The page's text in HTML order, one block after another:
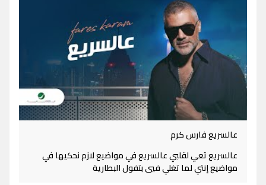
عالسريع فارس كرم
عالسريع تعي لقلبي عالسريع في مواضيع لازم نحكيها في
مواضيع إنتي لما تغلي فيي بتفول البطارية